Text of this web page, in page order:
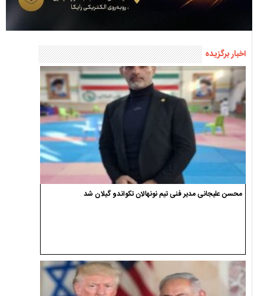
اخبار برگزیده
محسن علیجانی مدیر فنی تیم نونهالان تکواندو گیلان شد